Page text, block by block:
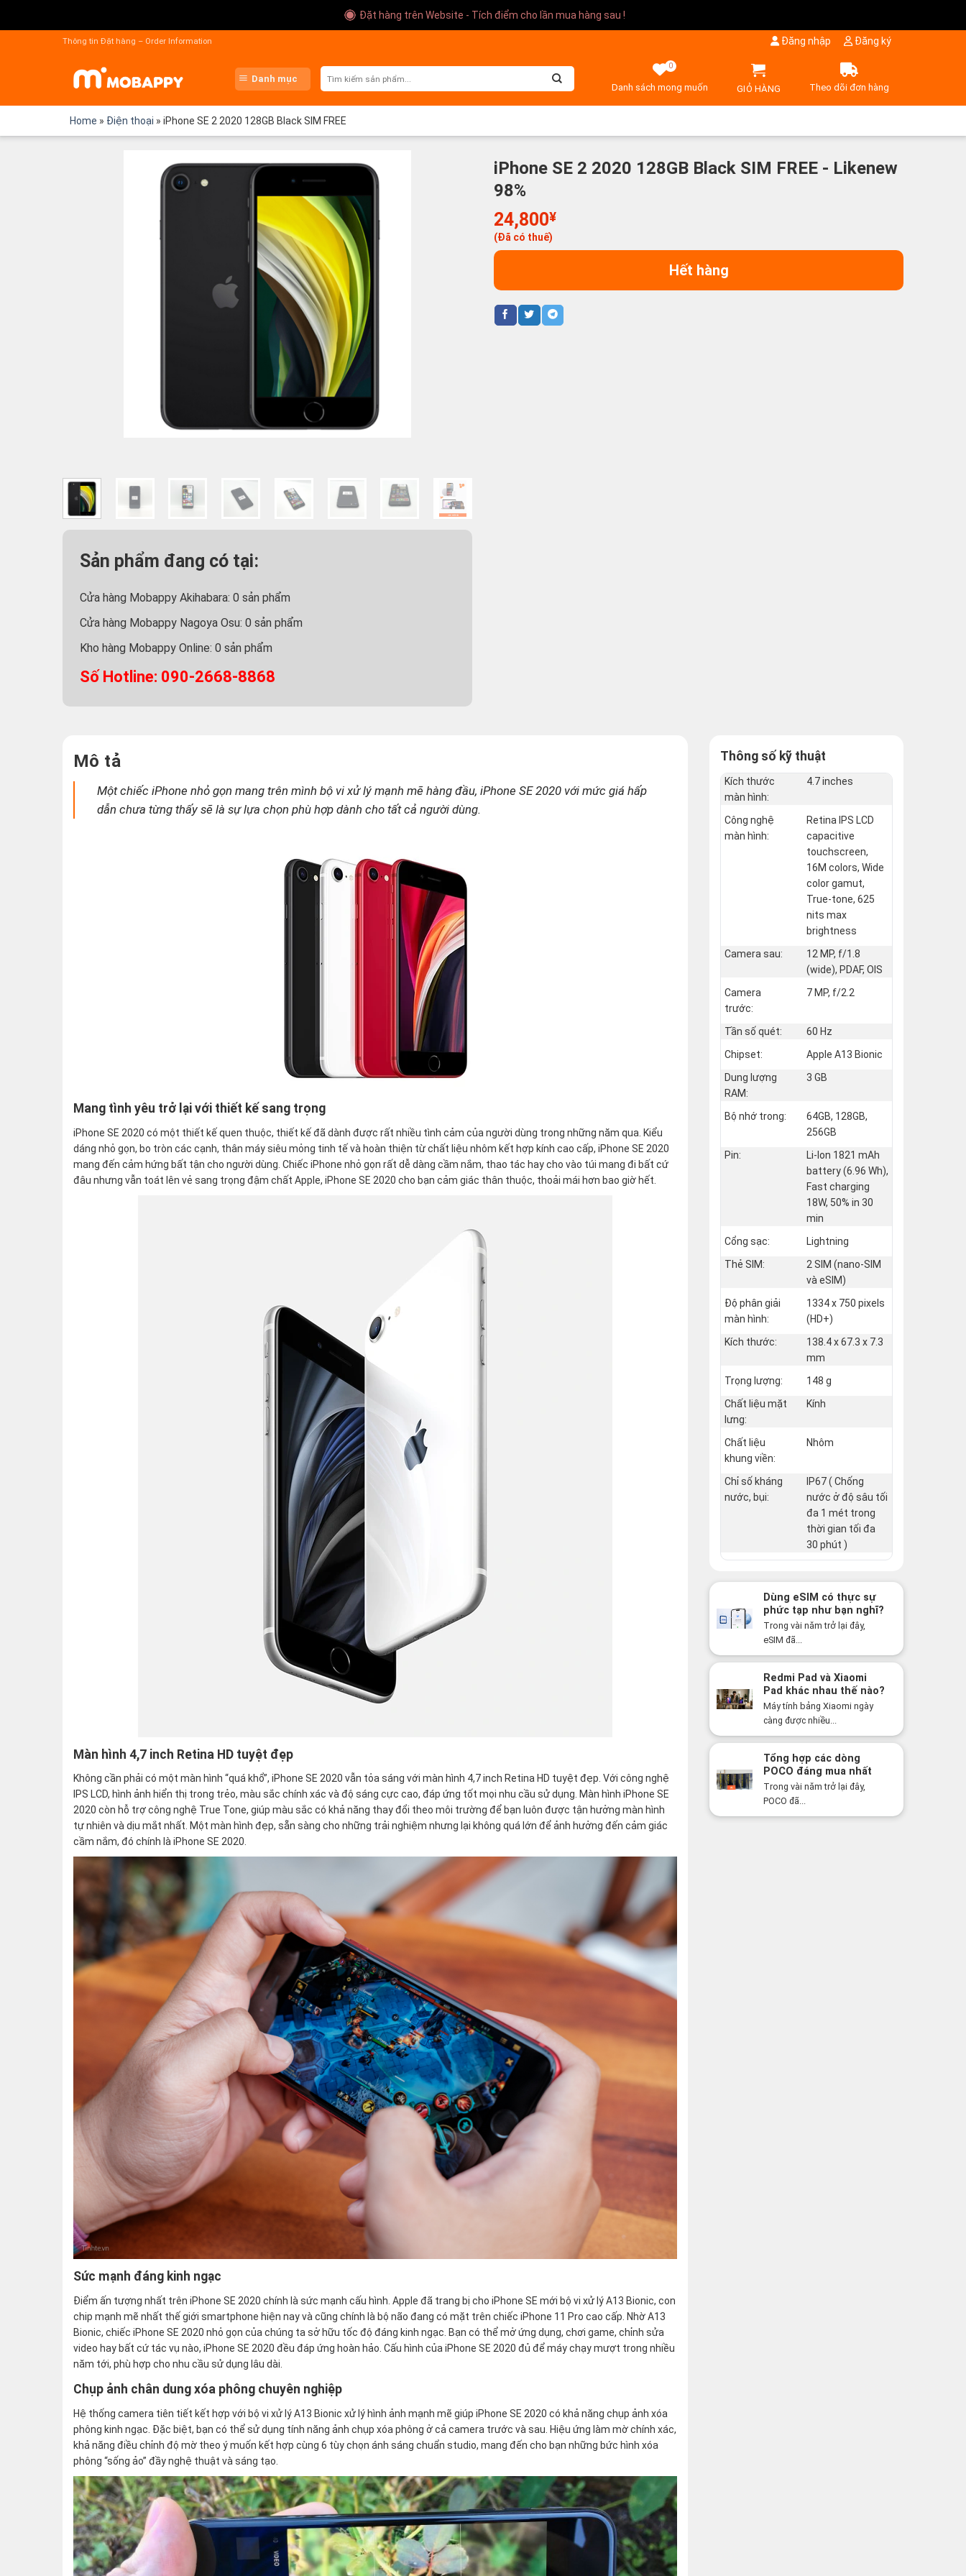
Đặt hàng trên Website - Tích điểm cho lần mua hàng sau !
Thông tin Đặt hàng – Order Information Đăng nhập Đăng ký
Danh mục
0
Danh sách mong muốn GIỎ HÀNG Theo dõi đơn hàng
Home » Điện thoại » iPhone SE 2 2020 128GB Black SIM FREE
Sản phẩm đang có tại:
Cửa hàng Mobappy Akihabara: 0 sản phẩm
Cửa hàng Mobappy Nagoya Osu: 0 sản phẩm
Kho hàng Mobappy Online: 0 sản phẩm
Số Hotline: 090-2668-8868
iPhone SE 2 2020 128GB Black SIM FREE - Likenew
98%
24,800¥
(Đã có thuế)
Hết hàng
Mô tả
Một chiếciPhone nhỏ gọn mang trên mình bộ vi xử lý mạnh mẽ hàng đầu,iPhone SE 2020 với mức giá hấp
dẫn chưa từng thấy sẽ là sự lựa chọn phù hợp dành cho tất cả người dùng.
Mang tình yêu trở lại với thiết kế sang trọng
iPhone SE 2020 có một thiết kế quen thuộc, thiết kế đã dành được rất nhiều tình cảm của người dùng trong những năm qua. Kiểu
dáng nhỏ gọn, bo tròn các cạnh, thân máy siêu mỏng tinh tế và hoàn thiện từ chất liệu nhôm kết hợp kính cao cấp, iPhone SE 2020
mang đến cảm hứng bất tận cho người dùng. Chiếc iPhone nhỏ gọn rất dễ dàng cầm nắm, thao tác hay cho vào túi mang đi bất cứ
đâu nhưng vẫn toát lên vẻ sang trọng đậm chất Apple, iPhone SE 2020 cho bạn cảm giác thân thuộc, thoải mái hơn bao giờ hết.
Màn hình 4,7 inch Retina HD tuyệt đẹp
Không cần phải có một màn hình “quá khổ”, iPhone SE 2020 vẫn tỏa sáng với màn hình 4,7 inch Retina HD tuyệt đẹp. Với công nghệ
IPS LCD, hình ảnh hiển thị trong trẻo, màu sắc chính xác và độ sáng cực cao, đáp ứng tốt mọi nhu cầu sử dụng. Màn hình iPhone SE
2020 còn hỗ trợ công nghệ True Tone, giúp màu sắc có khả năng thay đổi theo môi trường để bạn luôn được tận hưởng màn hình
tự nhiên và dịu mắt nhất. Một màn hình đẹp, sẵn sàng cho những trải nghiệm nhưng lại không quá lớn để ảnh hưởng đến cảm giác
cầm nắm, đó chính là iPhone SE 2020.
Sức mạnh đáng kinh ngạc
Điểm ấn tượng nhất trên iPhone SE 2020 chính là sức mạnh cấu hình. Apple đã trang bị cho iPhone SE mới bộ vi xử lý A13 Bionic, con
chip mạnh mẽ nhất thế giới smartphone hiện nay và cũng chính là bộ não đang có mặt trên chiếc iPhone 11 Pro cao cấp. Nhờ A13
Bionic, chiếc iPhone SE 2020 nhỏ gọn của chúng ta sở hữu tốc độ đáng kinh ngạc. Bạn có thể mở ứng dụng, chơi game, chỉnh sửa
video hay bất cứ tác vụ nào, iPhone SE 2020 đều đáp ứng hoàn hảo. Cấu hình của iPhone SE 2020 đủ để máy chạy mượt trong nhiều
năm tới, phù hợp cho nhu cầu sử dụng lâu dài.
Chụp ảnh chân dung xóa phông chuyên nghiệp
Hệ thống camera tiên tiết kết hợp với bộ vi xử lý A13 Bionic xử lý hình ảnh mạnh mẽ giúp iPhone SE 2020 có khả năng chụp ảnh xóa
phông kinh ngạc. Đặc biệt, bạn có thể sử dụng tính năng ảnh chụp xóa phông ở cả camera trước và sau. Hiệu ứng làm mờ chính xác,
khả năng điều chỉnh độ mờ theo ý muốn kết hợp cùng 6 tùy chọn ánh sáng chuẩn studio, mang đến cho bạn những bức hình xóa
phông “sống ảo” đầy nghệ thuật và sáng tạo.
Thông số kỹ thuật
Kích thước
màn hình:
4.7 inches
Công nghệ
màn hình:
Retina IPS LCD
capacitive
touchscreen,
16M colors, Wide
color gamut,
True-tone, 625
nits max
brightness
Camera sau:
12 MP, f/1.8
(wide), PDAF, OIS
Camera
trước:
7 MP, f/2.2
Tần số quét:
60 Hz
Chipset:
Apple A13 Bionic
Dung lượng
RAM:
3 GB
Bộ nhớ trong:
64GB, 128GB,
256GB
Pin:
Li-Ion 1821 mAh
battery (6.96 Wh),
Fast charging
18W, 50% in 30
min
Cổng sạc:
Lightning
Thẻ SIM:
2 SIM (nano‑SIM
và eSIM)
Độ phân giải
màn hình:
1334 x 750 pixels
(HD+)
Kích thước:
138.4 x 67.3 x 7.3
mm
Trọng lượng:
148 g
Chất liệu mặt
lưng:
Kính
Chất liệu
khung viền:
Nhôm
Chỉ số kháng
nước, bụi:
IP67 ( Chống
nước ở độ sâu tối
đa 1 mét trong
thời gian tối đa
30 phút )
Dùng eSIM có thực sự
phức tạp như bạn nghĩ?
Sự thật có thể khiến
bạn bất ngờ!
Trong vài năm trở lại đây,
eSIM đã...
Redmi Pad và Xiaomi
Pad khác nhau thế nào?
Nên mua dòng nào năm
2026?
Máy tính bảng Xiaomi ngày
càng được nhiều...
Tổng hợp các dòng
POCO đáng mua nhất
năm 2026: Hiệu năng
mạnh, giá cực tốt
Trong vài năm trở lại đây,
POCO đã...